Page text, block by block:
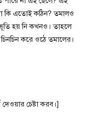
কি এতোই কঠিন? তমালও
হয় নি কখনও। তাহলে
করে ওঠে তমালের।
চেষ্টা করব।]